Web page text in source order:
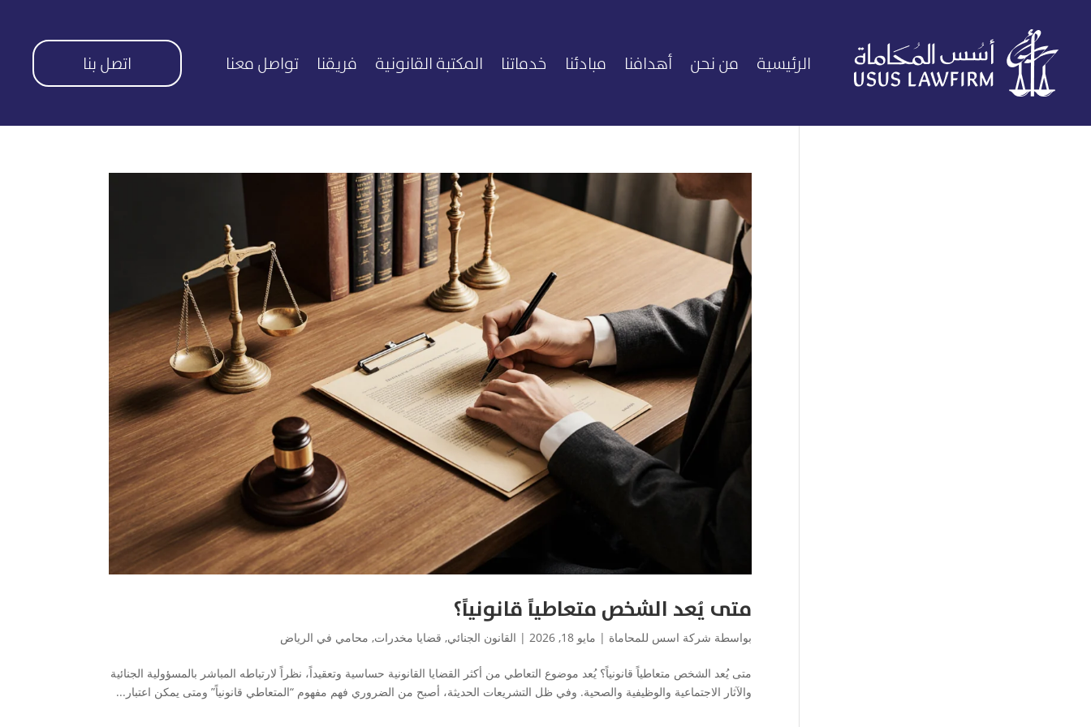
الرئيسية من نحن أهدافنا مبادئنا خدماتنا المكتبة القانونية فريقنا تواصل معنا اتصل بنا
متى يُعد الشخص متعاطياً قانونياً؟
بواسطة شركة اسس للمحاماة | مايو 18, 2026 | القانون الجنائي, قضايا مخدرات, محامي في الرياض
متى يُعد الشخص متعاطياً قانونياً؟ يُعد موضوع التعاطي من أكثر القضايا القانونية حساسية وتعقيداً، نظراً لارتباطه المباشر بالمسؤولية الجنائية
والآثار الاجتماعية والوظيفية والصحية. وفي ظل التشريعات الحديثة، أصبح من الضروري فهم مفهوم “المتعاطي قانونياً” ومتى يمكن اعتبار...